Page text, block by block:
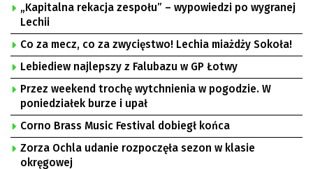
„Kapitalna rekacja zespołu” – wypowiedzi po wygranej
Lechii
Co za mecz, co za zwycięstwo! Lechia miażdży Sokoła!
Lebiediew najlepszy z Falubazu w GP Łotwy
Przez weekend trochę wytchnienia w pogodzie. W
poniedziałek burze i upał
Corno Brass Music Festival dobiegł końca
Zorza Ochla udanie rozpoczęła sezon w klasie
okręgowej